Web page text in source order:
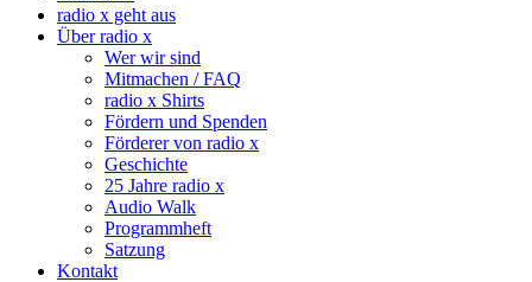
radio x geht aus
Über radio x
Wer wir sind
Mitmachen / FAQ
radio x Shirts
Fördern und Spenden
Förderer von radio x
Geschichte
25 Jahre radio x
Audio Walk
Programmheft
Satzung
Kontakt